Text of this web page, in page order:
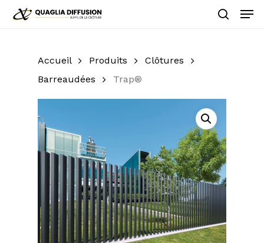
Skip
Accueil Produits
Clôtures
Barreaudées
Trap®